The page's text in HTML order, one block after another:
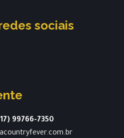
sociais
99766-7350